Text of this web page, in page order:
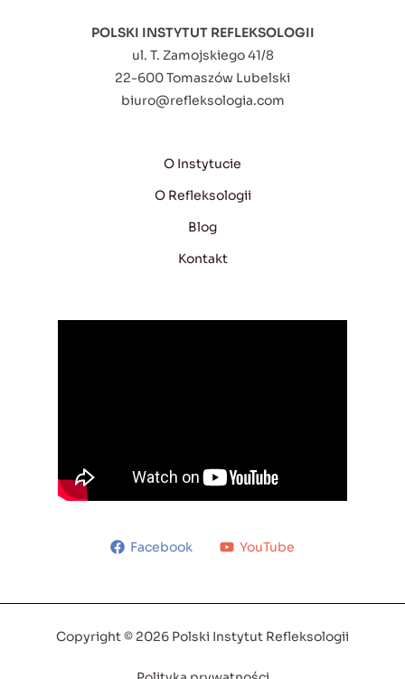
POLSKI INSTYTUT REFLEKSOLOGII
ul. T. Zamojskiego 41/8
22-600 Tomaszów Lubelski
biuro@refleksologia.com
O Instytucie
O Refleksologii
Blog
Kontakt
Facebook YouTube
Copyright © 2026 Polski Instytut Refleksologii